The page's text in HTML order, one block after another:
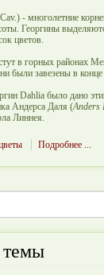
- многолетние
Георгины
цветов.
в горных районах
были завезены в
Dahlia было дано
Андерса Даля (Anders
Линнея.
Подробнее ...